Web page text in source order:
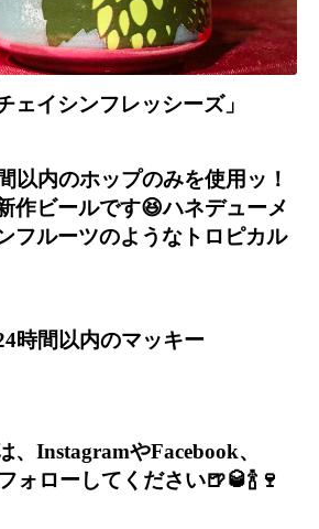
ェイシンフレッシーズ」
以内のホップのみを使用ッ！
作ビールです😆ハネデューメ
フルーツのようなトロピカル
時間以内のマッキー
、 InstagramやFacebook、
ォローしてください🍺🥃🍾🍷